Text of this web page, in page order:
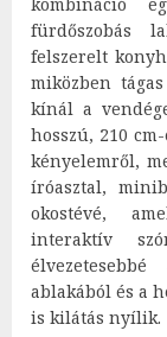
fürdőszobás
felszerelt
miközben
kínál a
hosszú, 210
kényelemről,
íróasztal,
okostévé,
interaktív
ablakából és a
is kilátás nyílik.